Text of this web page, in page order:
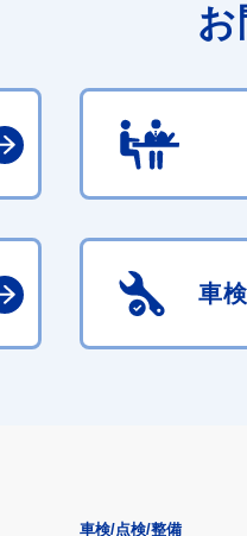
車
車検/点検/整備